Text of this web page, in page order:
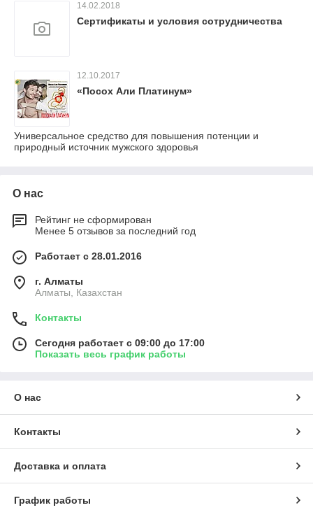
14.02.2018
Сертификаты и условия сотрудничества
12.10.2017
«Посох Али Платинум»
Универсальное средство для повышения потенции и
природный источник мужского здоровья
О нас
Рейтинг не сформирован
Менее 5 отзывов за последний год
Работает с 28.01.2016
г. Алматы
Алматы, Казахстан
Контакты
Сегодня работает с 09:00 до 17:00
Показать весь график работы
О нас
Контакты
Доставка и оплата
График работы